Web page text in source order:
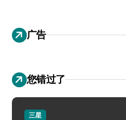
广告
您错过了
三星